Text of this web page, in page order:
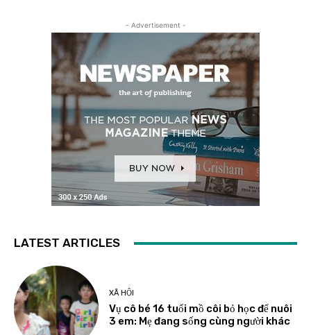
- Advertisement -
LATEST ARTICLES
XÃ HỘI
Vụ cô bé 16 tuổi mồ côi bỏ học để nuôi
3 em: Mẹ đang sống cùng người khác